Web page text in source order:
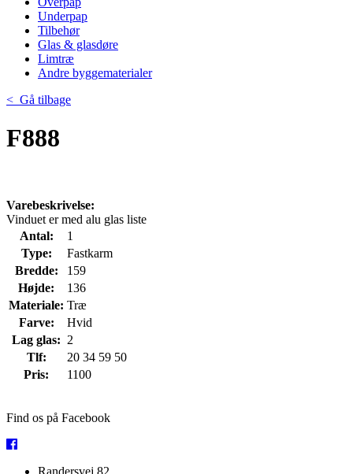
Underpap
Tilbehør
Glas & glasdøre
Limtræ
Andre byggematerialer
< Gå tilbage
F888
Varebeskrivelse:
Vinduet er med alu glas liste
Antal:
1
Type:
Fastkarm
Bredde:
159
Højde:
136
Materiale: Træ
Farve:
Hvid
Lag glas: 2
Tlf:
20 34 59 50
Pris:
1100
Find os på Facebook
Randersvej 82